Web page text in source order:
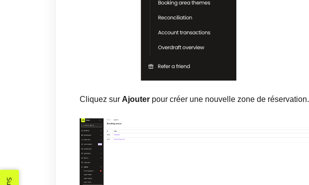
Cliquez sur Ajouter pour créer une nouvelle zone de réservation.